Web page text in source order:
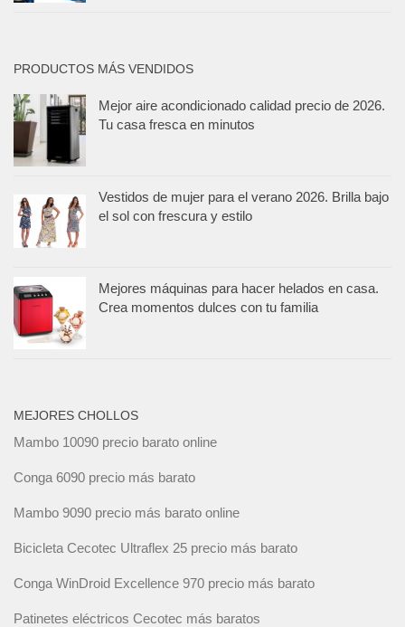
PRODUCTOS MÁS VENDIDOS
Mejor aire acondicionado calidad precio de 2026.
Tu casa fresca en minutos
Vestidos de mujer para el verano 2026. Brilla bajo
el sol con frescura y estilo
Mejores máquinas para hacer helados en casa.
Crea momentos dulces con tu familia
MEJORES CHOLLOS
Mambo 10090 precio barato online
Conga 6090 precio más barato
Mambo 9090 precio más barato online
Bicicleta Cecotec Ultraflex 25 precio más barato
Conga WinDroid Excellence 970 precio más barato
Patinetes eléctricos Cecotec más baratos